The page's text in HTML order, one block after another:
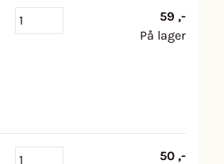
59 ,-
På lager
50 ,-